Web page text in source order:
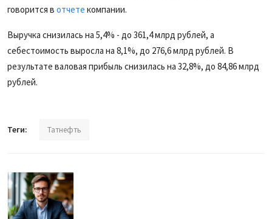
Подписка
говорится в отчете компании.
Выручка снизилась на 5,4% - до 361,4 млрд рублей, а
себестоимость выросла на 8,1%, до 276,6 млрд рублей. В
результате валовая прибыль снизилась на 32,8%, до 84,86 млрд
рублей.
Теги: Татнефть